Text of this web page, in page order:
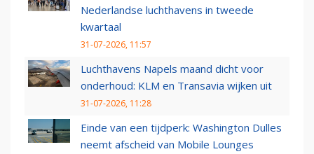
Nederlandse luchthavens in tweede
kwartaal
31-07-2026, 11:57
Luchthavens Napels maand dicht voor
onderhoud: KLM en Transavia wijken uit
31-07-2026, 11:28
Einde van een tijdperk: Washington Dulles
neemt afscheid van Mobile Lounges